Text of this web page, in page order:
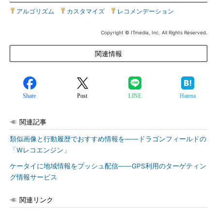
アルゴリズム カスタマイズ レコメンデーション
Copyright © ITmedia, Inc. All Rights Reserved.
関連情報
Share Post LINE Hatena
関連記事
類似画像と行動履歴でおすすめ情報を――ドラゴンフィールドの
「Wレコエンジン」
ケータイに地域情報をプッシュ配信――GPS利用のターゲティン
グ情報サービス
関連リンク